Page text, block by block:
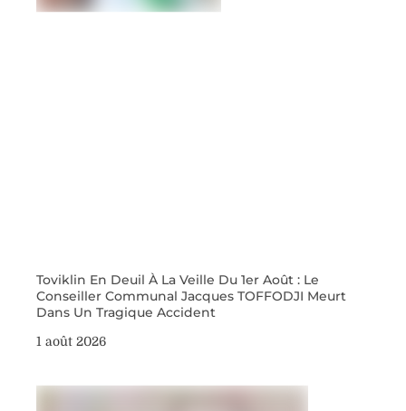
Toviklin En Deuil À La Veille Du 1er Août : Le
Conseiller Communal Jacques TOFFODJI Meurt
Dans Un Tragique Accident
1 août 2026